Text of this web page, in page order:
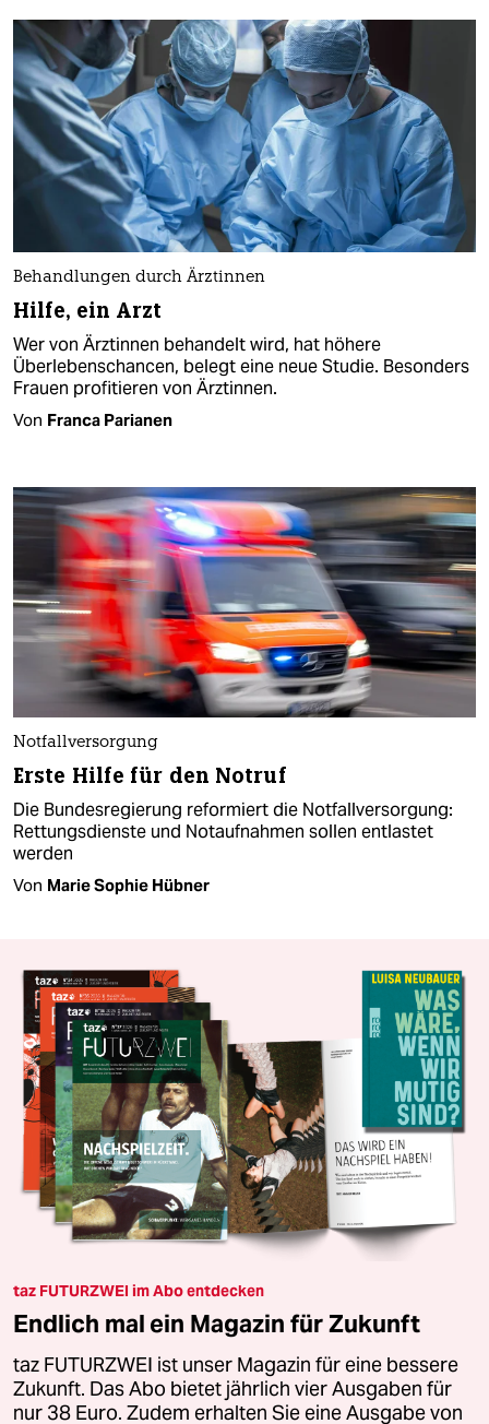
Behandlungen durch Ärztinnen
Hilfe, ein Arzt
Wer von Ärztinnen behandelt wird, hat höhere
Überlebenschancen, belegt eine neue Studie. Besonders
Frauen profitieren von Ärztinnen.
Von Franca Parianen
Notfallversorgung
Erste Hilfe für den Notruf
Die Bundesregierung reformiert die Notfallversorgung:
Rettungsdienste und Notaufnahmen sollen entlastet
werden
Von Marie Sophie Hübner
taz FUTURZWEI im Abo entdecken
Endlich mal ein Magazin für Zukunft
taz FUTURZWEI ist unser Magazin für eine bessere
Zukunft. Das Abo bietet jährlich vier Ausgaben für
nur 38 Euro. Zudem erhalten Sie eine Ausgabe von